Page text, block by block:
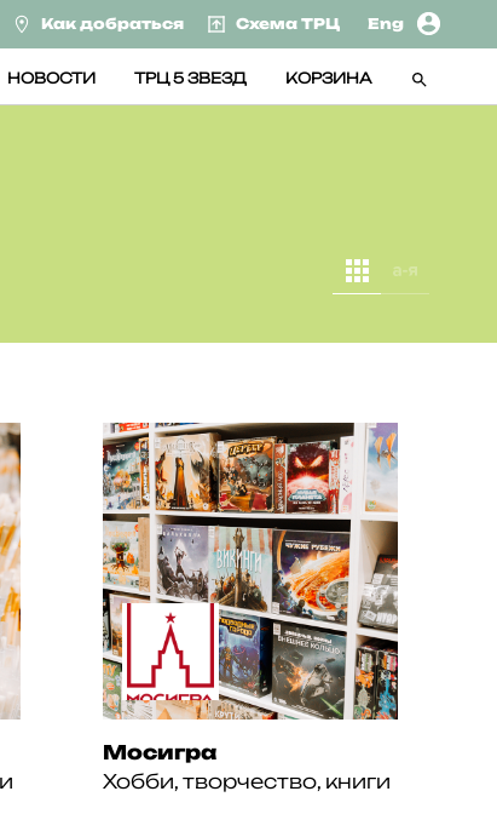
Как добраться Схема ТРЦ Eng
НОВОСТИ ТРЦ 5 ЗВЕЗД КОРЗИНА
Мосигра
Хобби, творчество, книги